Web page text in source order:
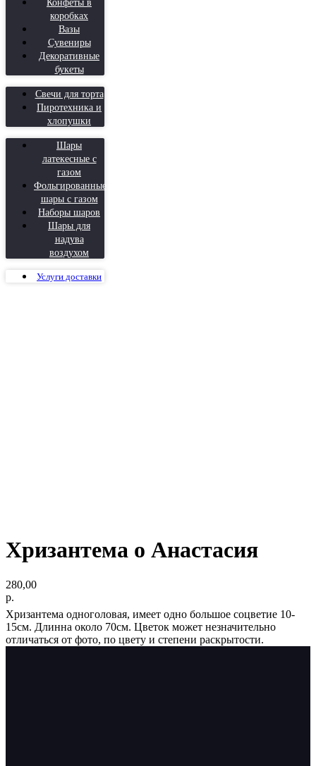
коробках
Вазы
Сувениры
Декоративные
букеты
Свечи для торта
Пиротехника и
хлопушки
Шары
латекесные с
газом
Фольгированные
шары с газом
Наборы шаров
Шары для
надува
воздухом
Услуги доставки
Хризантема о Анастасия
280,00
р.
Хризантема одноголовая, имеет одно большое соцветие 10-
15см. Длинна около 70см. Цветок может незначительно
отличаться от фото, по цвету и степени раскрытости.